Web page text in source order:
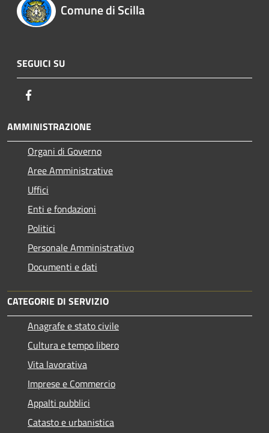
Comune di Scilla
SEGUICI SU
AMMINISTRAZIONE
Organi di Governo
Aree Amministrative
Uffici
Enti e fondazioni
Politici
Personale Amministrativo
Documenti e dati
CATEGORIE DI SERVIZIO
Anagrafe e stato civile
Cultura e tempo libero
Vita lavorativa
Imprese e Commercio
Appalti pubblici
Catasto e urbanistica